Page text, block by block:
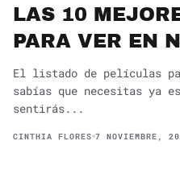
LAS 10
PARA VER EN
El listado de películas
sabías que necesitas ya
sentirás...
CINTHIA FLORES 7 NOVIEMBRE,